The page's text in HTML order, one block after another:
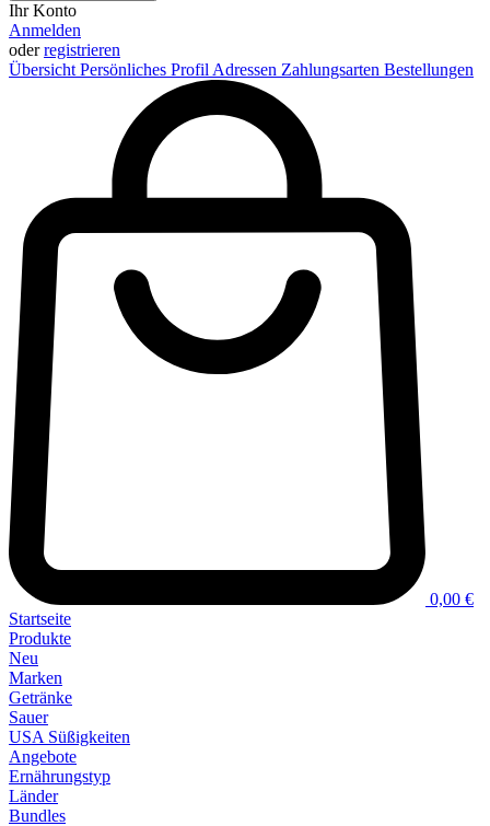
Ihr Konto
Anmelden
oderregistrieren
Übersicht Persönliches Profil Adressen Zahlungsarten Bestellungen
0,00 €
Startseite
Produkte
Neu
Marken
Getränke
Sauer
USA Süßigkeiten
Angebote
Ernährungstyp
Länder
Bundles